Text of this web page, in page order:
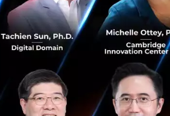
ริ่มนำเทคโนโลยีเดิมที่มีอยู่มาปรับใช้
มากขึ้นในการประชุม หรือติดต่อสื่อสา
เมื่อต้องเปลี่ยนรูปแบบจากออฟไลน์
นกลับมาใช้เทคโนโลยีที่มีอยู่ทำให้เท
ละทั่วโลก